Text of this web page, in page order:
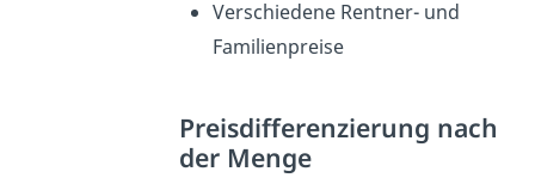
Verschiedene Rentner- und
Familienpreise
Preisdifferenzierung nach
der Menge